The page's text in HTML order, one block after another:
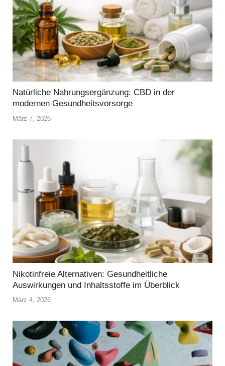
Natürliche Nahrungsergänzung: CBD in der
modernen Gesundheitsvorsorge
März 7, 2026
Nikotinfreie Alternativen: Gesundheitliche
Auswirkungen und Inhaltsstoffe im Überblick
März 4, 2026